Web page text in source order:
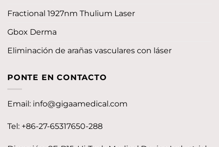
Fractional 1927nm Thulium Laser
Gbox Derma
Eliminación de arañas vasculares con láser
PONTE EN CONTACTO
Email: info@gigaamedical.com
Tel: +86-27-65317650-288